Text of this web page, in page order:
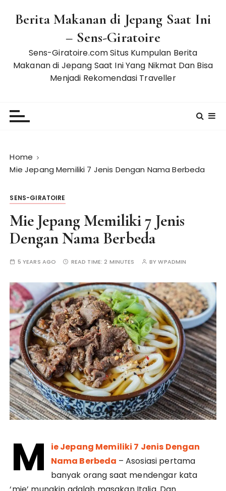
Berita Makanan di Jepang Saat Ini
– Sens-Giratoire
Sens-Giratoire.com Situs Kumpulan Berita
Makanan di Jepang Saat Ini Yang Nikmat Dan Bisa
Menjadi Rekomendasi Traveller
Home
Mie Jepang Memiliki 7 Jenis Dengan Nama Berbeda
SENS-GIRATOIRE
Mie Jepang Memiliki 7 Jenis
Dengan Nama Berbeda
5 YEARS AGO READ TIME:2 MINUTES BYWPADMIN
M
ie Jepang Memiliki 7 Jenis Dengan
Nama Berbeda – Asosiasi pertama
banyak orang saat mendengar kata